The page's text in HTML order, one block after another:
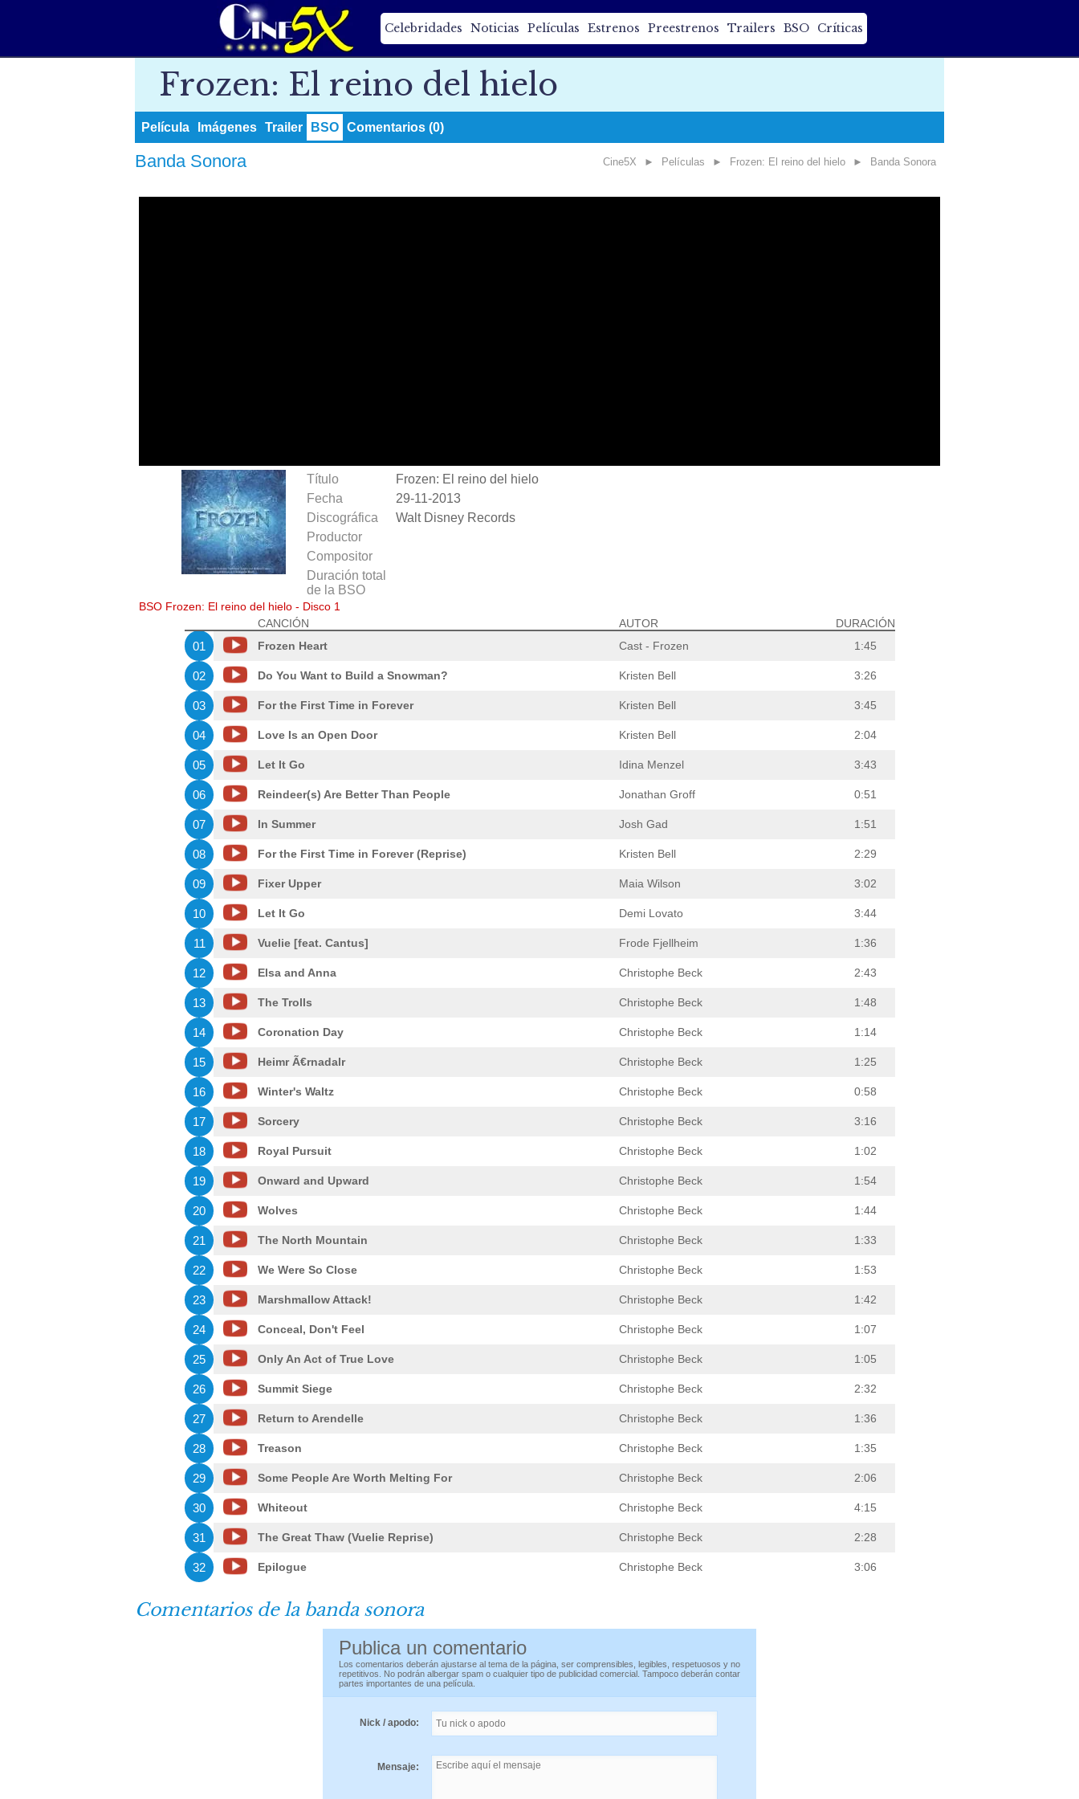
Celebridades Noticias Películas Estrenos Preestrenos Trailers BSO Críticas
Frozen: El reino del hielo
Película Imágenes Trailer BSO Comentarios (0)
Banda Sonora Cine5X ► Películas ► Frozen: El reino del hielo ► Banda Sonora
Título
Frozen: El reino del hielo
Fecha
29-11-2013
Discográfica
Walt Disney Records
Productor
Compositor
Duración total
de la BSO
BSO Frozen: El reino del hielo - Disco 1
CANCIÓN
AUTOR DURACIÓN
01 Frozen Heart Cast - Frozen 1:45
02 Do You Want to Build a Snowman? Kristen Bell 3:26
03 For the First Time in Forever Kristen Bell 3:45
04 Love Is an Open Door Kristen Bell 2:04
05 Let It Go Idina Menzel 3:43
06 Reindeer(s) Are Better Than People Jonathan Groff 0:51
07 In Summer Josh Gad 1:51
08 For the First Time in Forever (Reprise) Kristen Bell 2:29
09 Fixer Upper Maia Wilson 3:02
10 Let It Go Demi Lovato 3:44
11 Vuelie [feat. Cantus] Frode Fjellheim 1:36
12 Elsa and Anna Christophe Beck 2:43
13 The Trolls Christophe Beck 1:48
14 Coronation Day Christophe Beck 1:14
15 Heimr Ã€rnadalr Christophe Beck 1:25
16 Winter's Waltz Christophe Beck 0:58
17 Sorcery Christophe Beck 3:16
18 Royal Pursuit Christophe Beck 1:02
19 Onward and Upward Christophe Beck 1:54
20 Wolves Christophe Beck 1:44
21 The North Mountain Christophe Beck 1:33
22 We Were So Close Christophe Beck 1:53
23 Marshmallow Attack! Christophe Beck 1:42
24 Conceal, Don't Feel Christophe Beck 1:07
25 Only An Act of True Love Christophe Beck 1:05
26 Summit Siege Christophe Beck 2:32
27 Return to Arendelle Christophe Beck 1:36
28 Treason Christophe Beck 1:35
29 Some People Are Worth Melting For Christophe Beck 2:06
30 Whiteout Christophe Beck 4:15
31 The Great Thaw (Vuelie Reprise) Christophe Beck 2:28
32 Epilogue Christophe Beck 3:06
Comentarios de la banda sonora
Publica un comentario
Los comentarios deberán ajustarse al tema de la página, ser comprensibles, legibles, respetuosos y no
repetitivos. No podrán albergar spam o cualquier tipo de publicidad comercial. Tampoco deberán contar
partes importantes de una película.
Nick / apodo:
Mensaje: